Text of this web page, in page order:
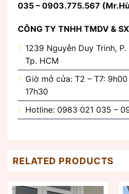
035 – 0903.775.567
CÔNG TY TNHH TMDV &
1239 Nguyễn Duy Trinh,
Tp. HCM
Giờ mở cửa: T2 – T7:
17h30
Hotline: 0983 021 035 –
RELATED PRODUCTS